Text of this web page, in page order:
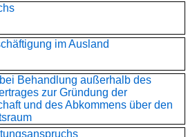
im Ausland
Behandlung außerhalb des
zur Gründung der
und des Abkommens über den